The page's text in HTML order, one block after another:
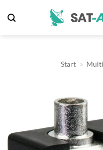
Inhalt
Start »